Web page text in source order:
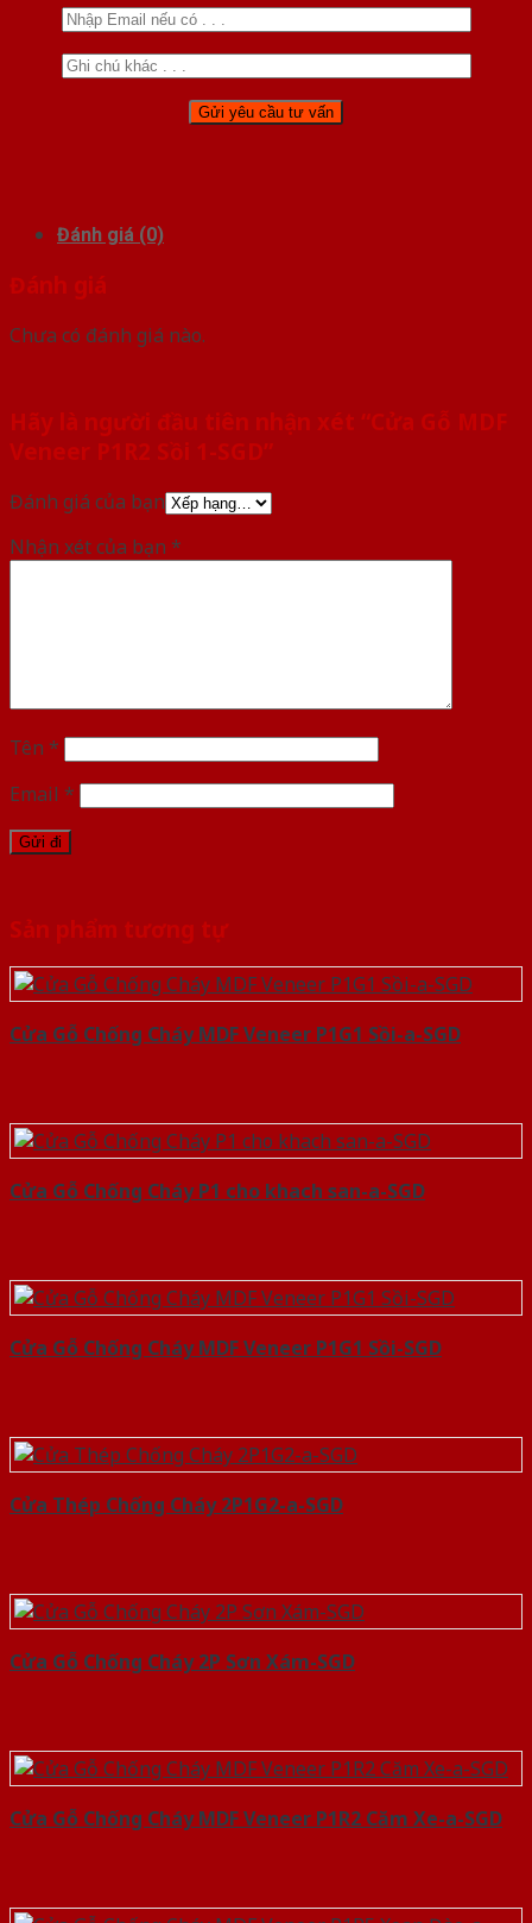
Đánh giá (0)
Đánh giá
Chưa có đánh giá nào.
Hãy là người đầu tiên nhận xét “Cửa Gỗ MDF
Veneer P1R2 Sồi 1-SGD”
Đánh giá của bạn
Nhận xét của bạn *
Tên *
Email *
Sản phẩm tương tự
Cửa Gỗ Chống Cháy MDF Veneer P1G1 Sồi-a-SGD
Cửa Gỗ Chống Cháy P1 cho khach san-a-SGD
Cửa Gỗ Chống Cháy MDF Veneer P1G1 Sồi-SGD
Cửa Thép Chống Cháy 2P1G2-a-SGD
Cửa Gỗ Chống Cháy 2P Sơn Xám-SGD
Cửa Gỗ Chống Cháy MDF Veneer P1R2 Căm Xe-a-SGD